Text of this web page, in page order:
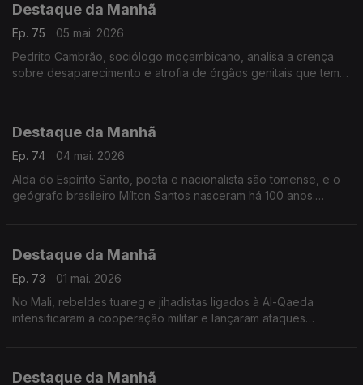
Destaque da Manhã
Ep. 75
05 mai. 2026
Pedrito Cambrão, sociólogo moçambicano, analisa a crença
sobre desaparecimento e atrofia de órgãos genitais que tem
Destaque da Manhã
Ep. 74
04 mai. 2026
Alda do Espírito Santo, poeta e nacionalista são tomense, e o
geógrafo brasileiro Mílton Santos nasceram há 100 anos.
Destaque da Manhã
Ep. 73
01 mai. 2026
No Mali, rebeldes tuareg e jihadistas ligados à Al-Qaeda
intensificaram a cooperação militar e lançaram ataques
Destaque da Manhã